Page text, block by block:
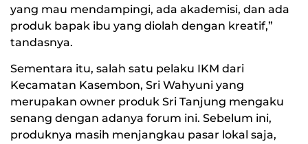
yang mau mendampingi, ada akademisi, dan ada
produk bapak ibu yang diolah dengan kreatif,”
tandasnya.
Sementara itu, salah satu pelaku IKM dari
Kecamatan Kasembon, Sri Wahyuni yang
merupakan owner produk Sri Tanjung mengaku
senang dengan adanya forum ini. Sebelum ini,
produknya masih menjangkau pasar lokal saja,